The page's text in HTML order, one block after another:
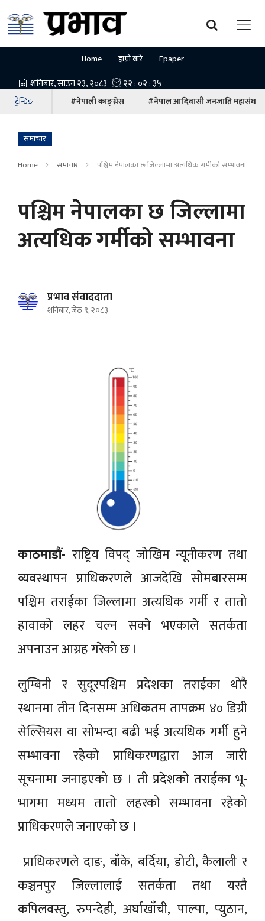
Home हाम्रो बारे Epaper
ट्रेन्डिङ #नेपाली काङ्ग्रेस #नेपाल आदिवासी जनजाति महासंघ
समाचार
Home समाचार पश्चिम नेपालका छ जिल्लामा अत्यधिक गर्मीको सम्भावना
पश्चिम नेपालका छ जिल्लामा
अत्यधिक गर्मीको सम्भावना
प्रभाव संवाददाता
शनिबार, जेठ ९, २०८३
काठमाडौं- राष्ट्रिय विपद् जोखिम न्यूनीकरण तथा
व्यवस्थापन प्राधिकरणले आजदेखि सोमबारसम्म
पश्चिम तराईका जिल्लामा अत्यधिक गर्मी र तातो
हावाको लहर चल्न सक्ने भएकाले सतर्कता
अपनाउन आग्रह गरेको छ ।
लुम्बिनी र सुदूरपश्चिम प्रदेशका तराईका थोरै
स्थानमा तीन दिनसम्म अधिकतम तापक्रम ४० डिग्री
सेल्सियस वा सोभन्दा बढी भई अत्यधिक गर्मी हुने
सम्भावना रहेको प्राधिकरणद्वारा आज जारी
सूचनामा जनाइएको छ । ती प्रदेशको तराईका भू-
भागमा मध्यम तातो लहरको सम्भावना रहेको
प्राधिकरणले जनाएको छ ।
प्राधिकरणले दाङ, बाँके, बर्दिया, डोटी, कैलाली र
कञ्चनपुर जिल्लालाई सतर्कता तथा यस्तै
कपिलवस्तु, रुपन्देही, अर्घाखाँची, पाल्पा, प्युठान,